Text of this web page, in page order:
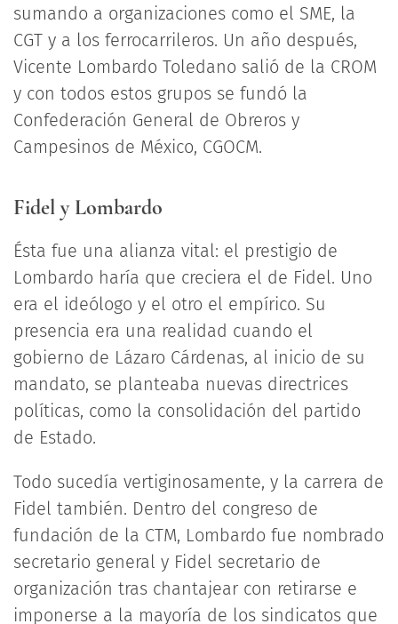
sumando a organizaciones como el SME, la
CGT y a los ferrocarrileros. Un año después,
Vicente Lombardo Toledano salió de la CROM
y con todos estos grupos se fundó la
Confederación General de Obreros y
Campesinos de México, CGOCM.
Fidel y Lombardo
Ésta fue una alianza vital: el prestigio de
Lombardo haría que creciera el de Fidel. Uno
era el ideólogo y el otro el empírico. Su
presencia era una realidad cuando el
gobierno de Lázaro Cárdenas, al inicio de su
mandato, se planteaba nuevas directrices
políticas, como la consolidación del partido
de Estado.
Todo sucedía vertiginosamente, y la carrera de
Fidel también. Dentro del congreso de
fundación de la CTM, Lombardo fue nombrado
secretario general y Fidel secretario de
organización tras chantajear con retirarse e
imponerse a la mayoría de los sindicatos que